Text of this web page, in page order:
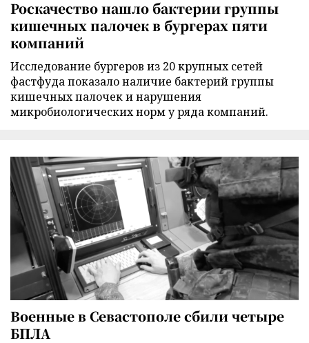
Роскачество нашло бактерии группы
кишечных палочек в бургерах пяти
компаний
Исследование бургеров из 20 крупных сетей
фастфуда показало наличие бактерий группы
кишечных палочек и нарушения
микробиологических норм у ряда компаний.
Военные в Севастополе сбили четыре
БПЛА